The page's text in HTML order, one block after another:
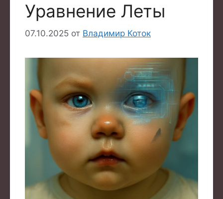
Уравнение Леты
07.10.2025 от Владимир Коток